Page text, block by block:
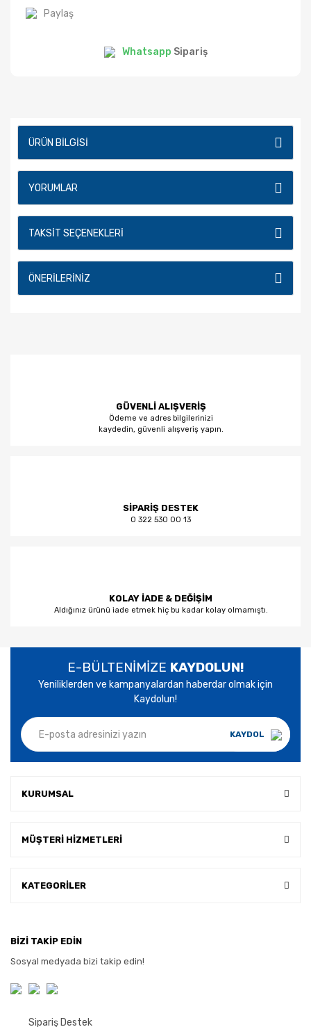
Paylaş
Whatsapp Sipariş
ÜRÜN BILGISI
YORUMLAR
TAKSIT SEÇENEKLERI
ÖNERILERINIZ
GÜVENLİ ALIŞVERİŞ
Ödeme ve adres bilgilerinizi
kaydedin, güvenli alışveriş yapın.
SİPARİŞ DESTEK
0 322 530 00 13
KOLAY İADE & DEĞİŞİM
Aldığınız ürünü iade etmek hiç bu kadar kolay olmamıştı.
E-BÜLTENİMİZE KAYDOLUN!
Yeniliklerden ve kampanyalardan haberdar olmak için
Kaydolun!
KAYDOL
KURUMSAL
MÜŞTERİ HİZMETLERİ
KATEGORİLER
BİZİ TAKİP EDİN
Sosyal medyada bizi takip edin!
Sipariş Destek